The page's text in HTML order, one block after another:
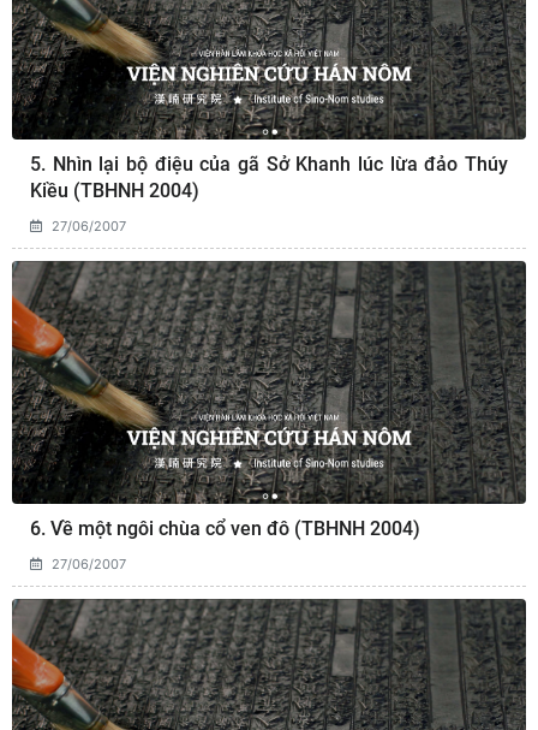
5. Nhìn lại bộ điệu của gã Sở Khanh lúc lừa đảo Thúy
Kiều (TBHNH 2004)
27/06/2007
6. Về một ngôi chùa cổ ven đô (TBHNH 2004)
27/06/2007